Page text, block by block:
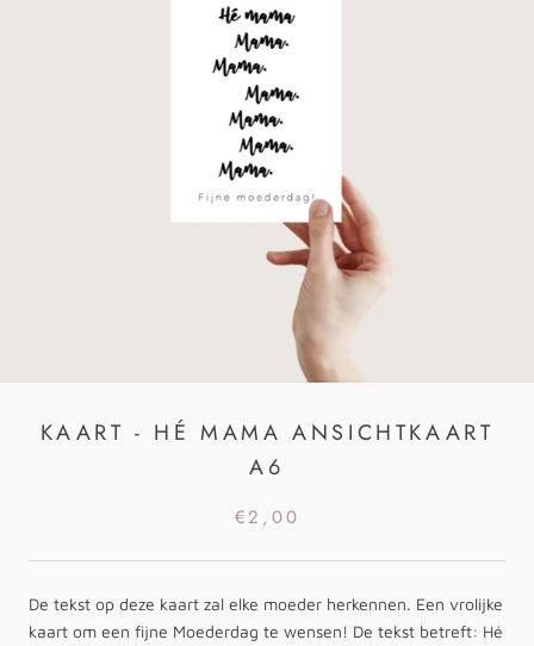
KAART - HÉ MAMA ANSICHTKAART
A6
€2,00
De tekst op deze kaart zal elke moeder herkennen. Een vrolijke
kaart om een fijne Moederdag te wensen! De tekst betreft: Hé